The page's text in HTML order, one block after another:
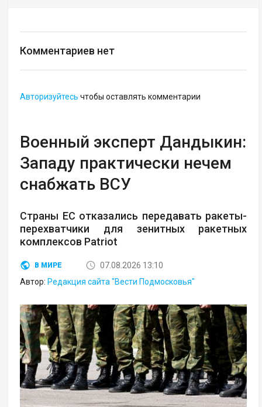
Комментариев нет
Авторизуйтесь чтобы оставлять комментарии
Военный эксперт Дандыкин:
Западу практически нечем
снабжать ВСУ
Страны ЕС отказались передавать ракеты-
перехватчики для зенитных ракетных
комплексов Patriot
В МИРЕ
07.08.2026 13:10
Автор: Редакция сайта "Вести Подмосковья"